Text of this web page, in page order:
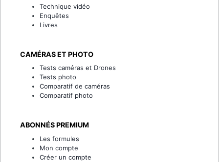
Technique vidéo
Enquêtes
Livres
CAMÉRAS ET PHOTO
Tests caméras et Drones
Tests photo
Comparatif de caméras
Comparatif photo
ABONNÉS PREMIUM
Les formules
Mon compte
Créer un compte